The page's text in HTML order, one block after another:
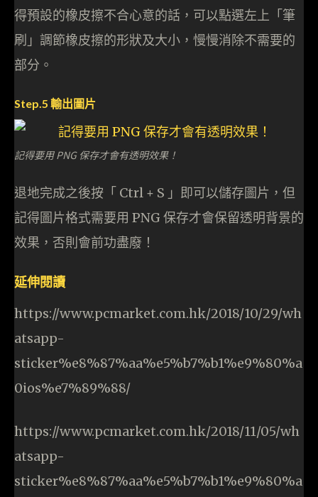
得預設的橡皮擦不合心意的話，可以點選左上「筆
刷」調節橡皮擦的形狀及大小，慢慢消除不需要的
部分。
Step.5 輸出圖片
記得要用 PNG 保存才會有透明效果！
退地完成之後按「 Ctrl + S 」即可以儲存圖片，但
記得圖片格式需要用 PNG 保存才會保留透明背景的
效果，否則會前功盡廢！
延伸閱讀
https://www.pcmarket.com.hk/2018/10/29/wh
atsapp-
sticker%e8%87%aa%e5%b7%b1%e9%80%a
0ios%e7%89%88/
https://www.pcmarket.com.hk/2018/11/05/wh
atsapp-
sticker%e8%87%aa%e5%b7%b1%e9%80%a